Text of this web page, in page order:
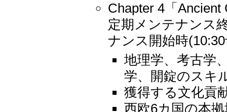
Chapter 4「
定期メンテナンス
ナンス開始時
地理学、考古学
学、開錠のスキ
獲得する文化貢
西欧6カ国の本